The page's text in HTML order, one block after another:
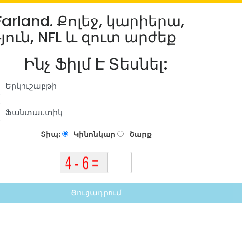
Քոլեջ, կարիերա,
NFL և զուտ արժեք
Ինչ Ֆիլմ Է Տեսնել:
Տիպ: Կինոնկար Շարք
Ցուցադրում